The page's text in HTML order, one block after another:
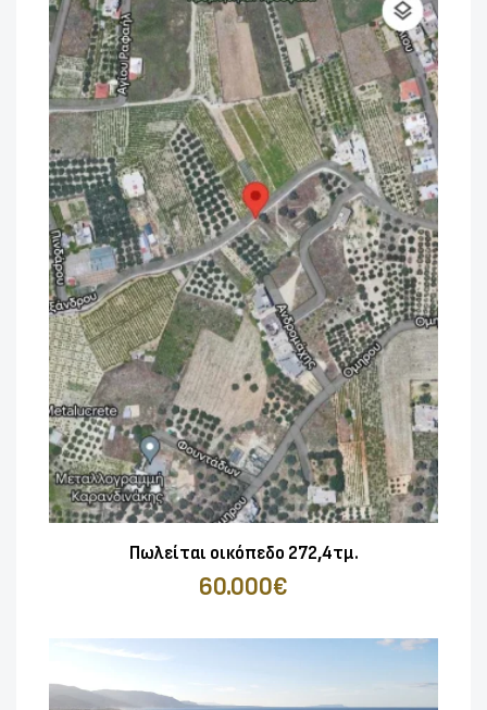
Πωλείται οικόπεδο 272,4τμ.
60.000€